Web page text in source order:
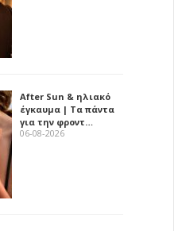
After Sun & ηλιακό
έγκαυμα | Τα πάντα
για την φροντ…
06-08-2026